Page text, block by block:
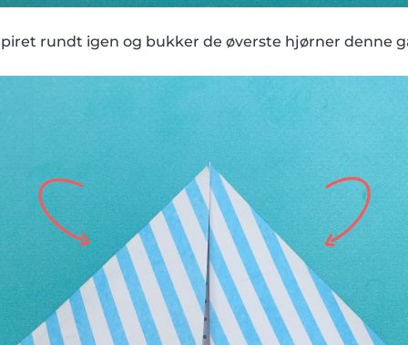
rundt igen og bukker de øverste hjørner denne